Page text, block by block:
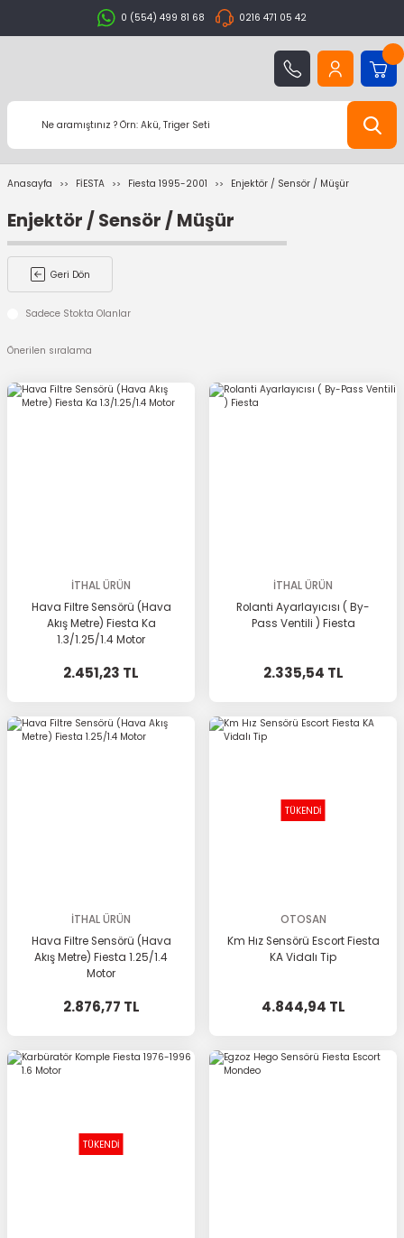
0 (554) 499 81 68 0216 471 05 42
Anasayfa FİESTA Fiesta 1995-2001 Enjektör / Sensör / Müşür
Enjektör / Sensör / Müşür
Geri Dön
Sadece Stokta Olanlar
İTHAL ÜRÜN
Hava Filtre Sensörü (Hava
Akış Metre) Fiesta Ka
1.3/1.25/1.4 Motor
2.451,23 TL
İTHAL ÜRÜN
Rolanti Ayarlayıcısı ( By-
Pass Ventili ) Fiesta
2.335,54 TL
İTHAL ÜRÜN
Hava Filtre Sensörü (Hava
Akış Metre) Fiesta 1.25/1.4
Motor
2.876,77 TL
TÜKENDİ
OTOSAN
Km Hız Sensörü Escort Fiesta
KA Vidalı Tip
4.844,94 TL
TÜKENDİ